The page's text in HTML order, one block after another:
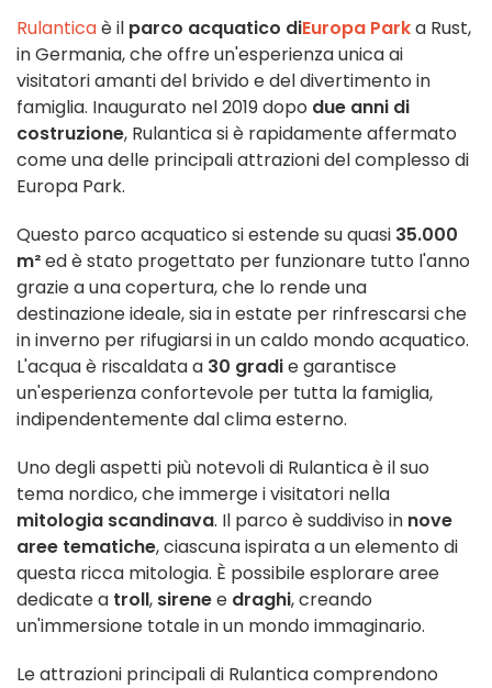
Rulanticaè il parco acquatico diEuropa Parka Rust,
in Germania, che offre un'esperienza unica ai
visitatori amanti del brivido e del divertimento in
famiglia. Inaugurato nel 2019 dopo due anni di
costruzione, Rulantica si è rapidamente affermato
come una delle principali attrazioni del complesso di
Europa Park.
Questo parco acquatico si estende su quasi 35.000
m²ed è stato progettato per funzionare tutto l'anno
grazie a una copertura, che lo rende una
destinazione ideale, sia in estate per rinfrescarsi che
in inverno per rifugiarsi in un caldo mondo acquatico.
L'acqua è riscaldata a 30 gradie garantisce
un'esperienza confortevole per tutta la famiglia,
indipendentemente dal clima esterno.
Uno degli aspetti più notevoli di Rulantica è il suo
tema nordico, che immerge i visitatori nella
mitologia scandinava. Il parco è suddiviso in nove
aree tematiche, ciascuna ispirata a un elemento di
questa ricca mitologia. È possibile esplorare aree
dedicate a troll, sirenee draghi, creando
un'immersione totale in un mondo immaginario.
Le attrazioni principali di Rulantica comprendono